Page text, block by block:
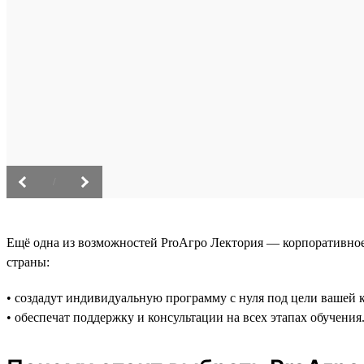
Ещё одна из возможностей ProАгро Лектория —
страны:
• создадут индивидуальную программу с нуля под цели вашей
• обеспечат поддержку и консультации на всех этапах обучения.